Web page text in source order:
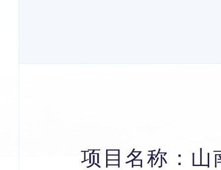
项目名称：山